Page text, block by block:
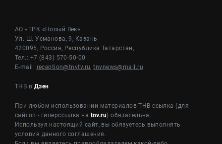
АО «ТРК «Новый Век»
Ул. Ш. Усманова, 9, Казань
420095, Россия, Республика Татарстан,
Тел.: +7 (843) 570-50-00
E-mail: reception@tnvtv.ru,tnvnews@mail.ru
ТНВ в Дзен
При любом использовании материалов ТНВ ссылка (для
сайтов - гиперссылка на tnv.ru) обязательна.
Используя настоящий сайт, вы обязуетесь выполнять
условия данного соглашения.